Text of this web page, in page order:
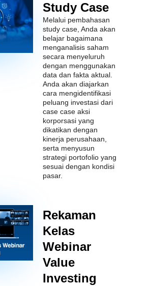
Study Case
Melalui pembahasan
study case, Anda akan
belajar bagaimana
menganalisis saham
secara menyeluruh
dengan menggunakan
data dan fakta aktual.
Anda akan diajarkan
cara mengidentifikasi
peluang investasi dari
case case aksi
korporsasi yang
dikatikan dengan
kinerja perusahaan,
serta menyusun
strategi portofolio yang
sesuai dengan kondisi
pasar.
Rekaman
Kelas
Webinar
Value
Investing